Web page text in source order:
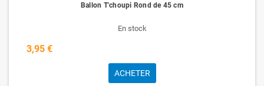
Ballon T'choupi Rond de 45 cm
En stock
3,95 €
ACHETER